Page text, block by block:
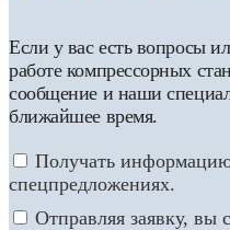
Если у вас есть вопросы
работе компрессорных
сообщение и наши
ближайшее время.
Получать
спецпредложениях.
Отправляя заявку, вы